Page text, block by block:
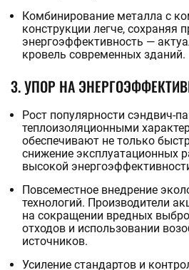
Комбинирование металла с
конструкции легче, сохраняя
энергоэффективность —
кровель современных зданий.
3. УПОР НА
Рост популярности сэндвич-
теплоизоляционными
обеспечивают не только
снижение эксплуатационных
высокой
Повсеместное внедрение
технологий. Производители
на сокращении вредных
отходов и использовании
источников.
Усиление стандартов и